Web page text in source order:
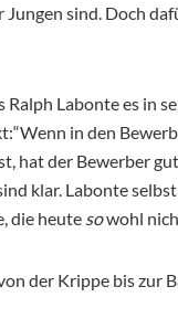
sind. Doch
Ralph Labonte es in
in den
hat der Bewerber
klar. Labonte
die heute sowohl
der Krippe bis zur